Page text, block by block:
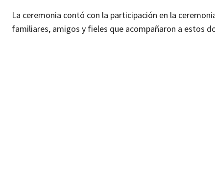
La ceremonia contó con la participación en la
familiares, amigos y fieles que acompañaron a estos